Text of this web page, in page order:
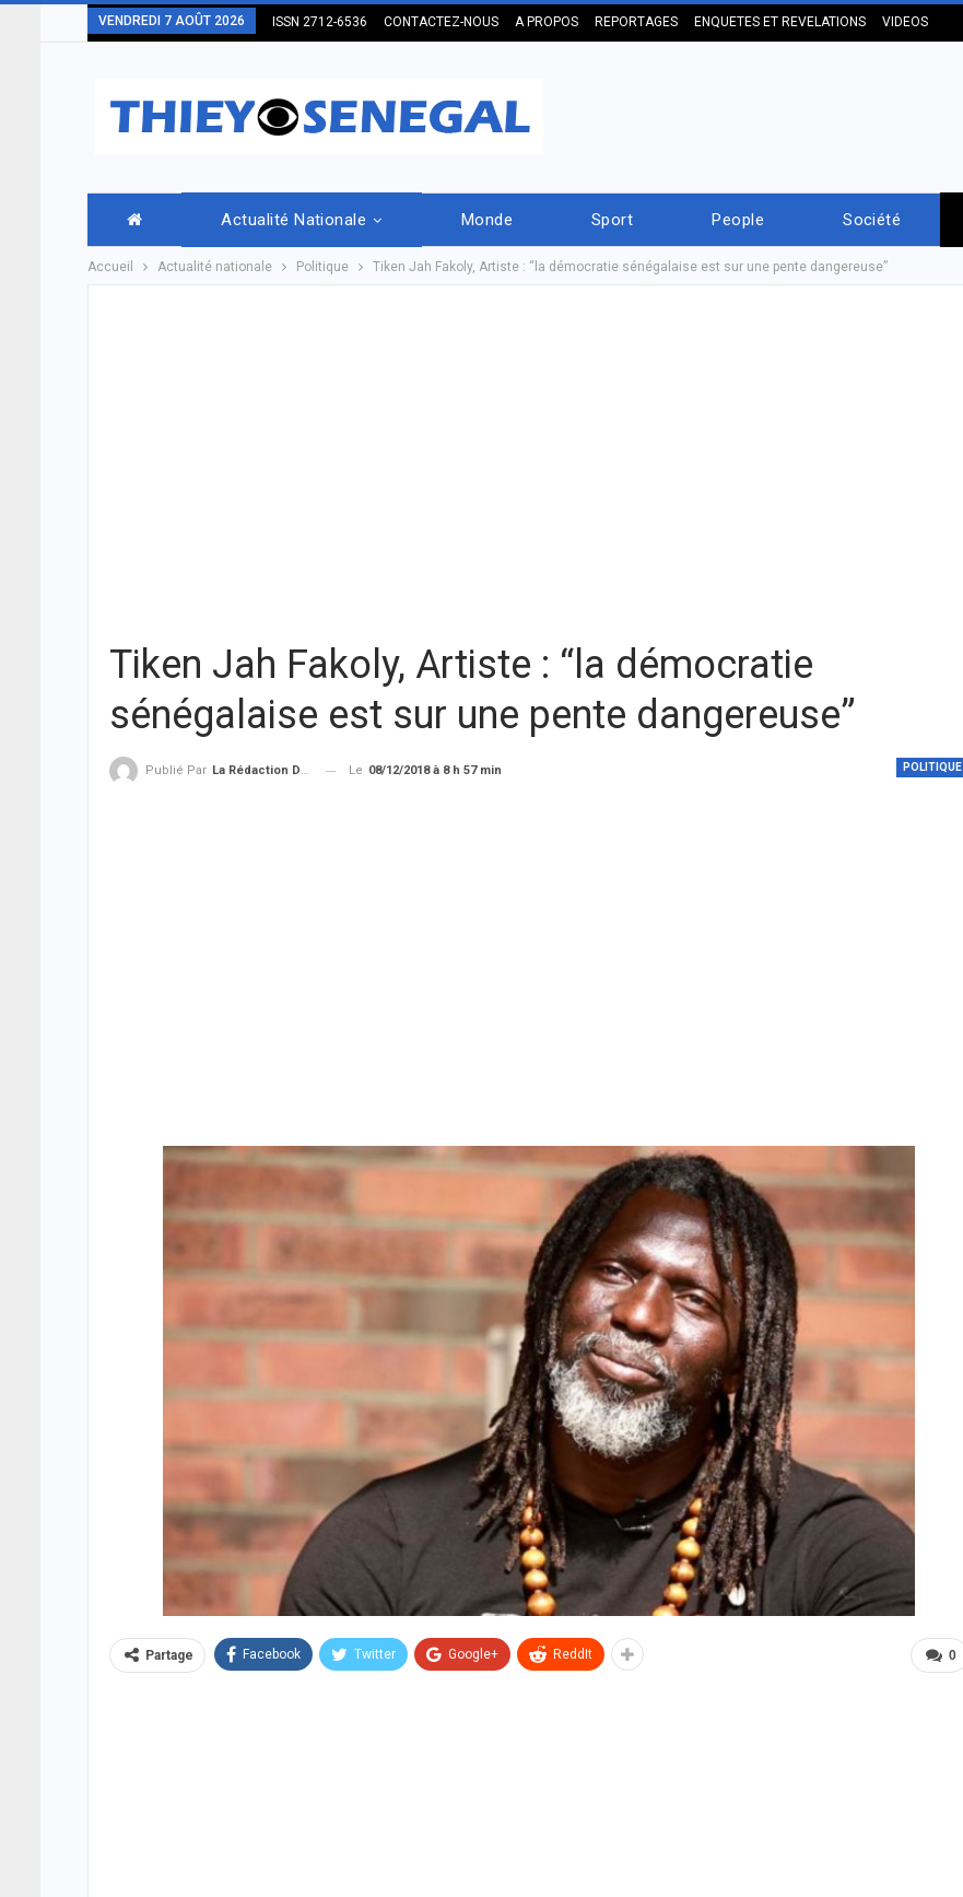
VENDREDI 7 AOÛT 2026 ISSN 2712-6536 CONTACTEZ-NOUS A PROPOS REPORTAGES ENQUETES ET REVELATIONS VIDEOS
Actualité Nationale Monde Sport People Société
Accueil Actualité nationale Politique Tiken Jah Fakoly, Artiste : “la démocratie sénégalaise est sur une pente dangereuse”
Tiken Jah Fakoly, Artiste : “la démocratie
sénégalaise est sur une pente dangereuse”
POLITIQUE
Publié Par La Rédaction De THIEYSENEGAL.com Le 08/12/2018 à 8 h 57 min
0
Partage Facebook Twitter Google+ ReddIt